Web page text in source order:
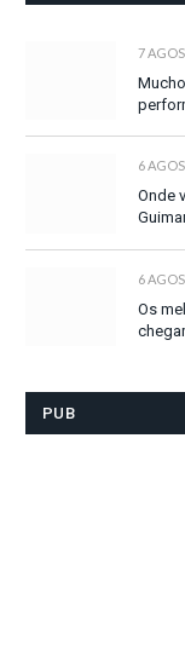
7
6
Onde
6
Os
PUB